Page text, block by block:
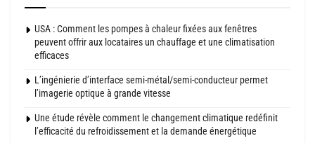
USA : Comment les pompes à chaleur fixées aux fenêtres
peuvent offrir aux locataires un chauffage et une climatisation
efficaces
L’ingénierie d’interface semi-métal/semi-conducteur permet
l’imagerie optique à grande vitesse
Une étude révèle comment le changement climatique redéfinit
l’efficacité du refroidissement et la demande énergétique